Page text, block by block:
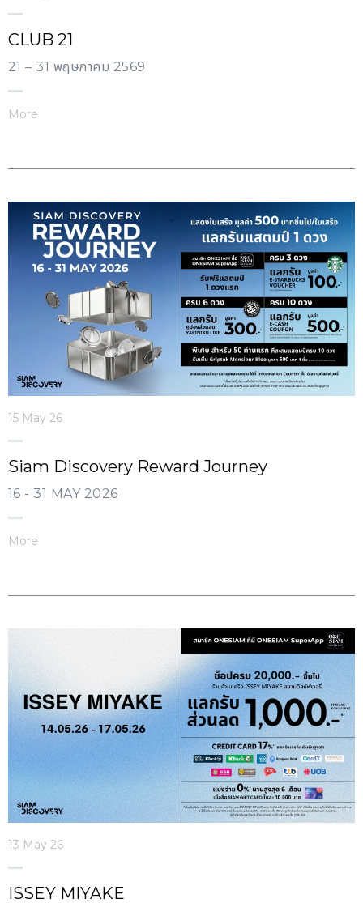
CLUB 21
21 – 31 พฤษภาคม 2569
More
15 May 26
Siam Discovery Reward Journey
16 - 31 MAY 2026
More
13 May 26
ISSEY MIYAKE